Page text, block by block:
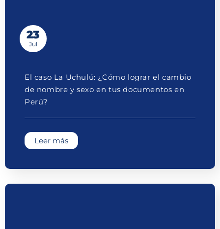
23
Jul
El caso La Uchulú: ¿Cómo lograr el cambio
de nombre y sexo en tus documentos en
Perú?
Leer más